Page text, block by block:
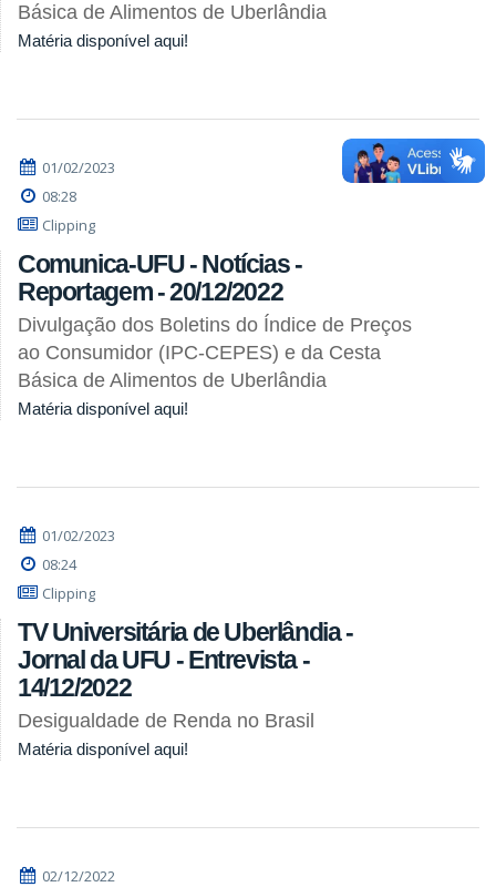
Básica de Alimentos de Uberlândia
Matéria disponível aqui!
01/02/2023
08:28
Clipping
Comunica-UFU - Notícias -
Reportagem - 20/12/2022
Divulgação dos Boletins do Índice de Preços
ao Consumidor (IPC-CEPES) e da Cesta
Básica de Alimentos de Uberlândia
Matéria disponível aqui!
01/02/2023
08:24
Clipping
TV Universitária de Uberlândia -
Jornal da UFU - Entrevista -
14/12/2022
Desigualdade de Renda no Brasil
Matéria disponível aqui!
02/12/2022